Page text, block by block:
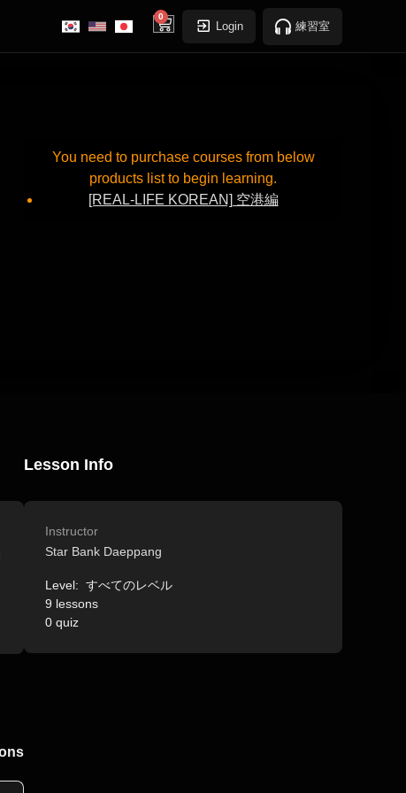
0
cart Login 練習室
You need to purchase courses from below
products list to begin learning.
[REAL-LIFE KOREAN] 空港編
Lesson Info
Instructor
Star Bank Daeppang
Level: すべてのレベル
9 lessons
0 quiz